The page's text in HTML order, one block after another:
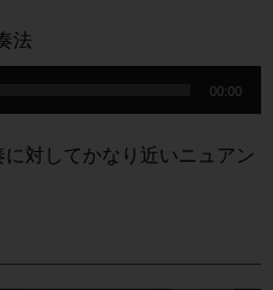
法
00:00
対してかなり近いニュアン